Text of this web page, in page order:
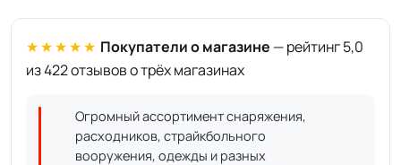
★★★★★ Покупатели о магазине — рейтинг 5,0
из 422 отзывов о трёх магазинах
Огромный ассортимент снаряжения,
расходников, страйкбольного
вооружения, одежды и разных